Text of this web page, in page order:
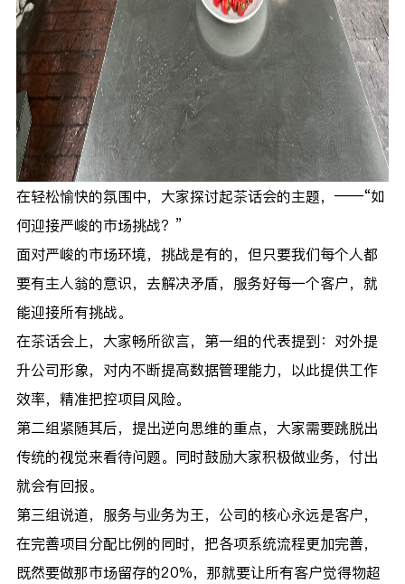
在轻松愉快的氛围中，大家探讨起茶话会的主题，——“如
何迎接严峻的市场挑战？”
面对严峻的市场环境，挑战是有的，但只要我们每个人都
要有主人翁的意识，去解决矛盾，服务好每一个客户，就
能迎接所有挑战。
在茶话会上，大家畅所欲言，第一组的代表提到：对外提
升公司形象，对内不断提高数据管理能力，以此提供工作
效率，精准把控项目风险。
第二组紧随其后，提出逆向思维的重点，大家需要跳脱出
传统的视觉来看待问题。同时鼓励大家积极做业务，付出
就会有回报。
第三组说道，服务与业务为王，公司的核心永远是客户，
在完善项目分配比例的同时，把各项系统流程更加完善，
既然要做那市场留存的20%，那就要让所有客户觉得物超